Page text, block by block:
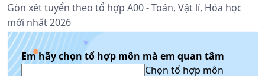
Gòn xét tuyển theo tổ hợp A00 - Toán, Vật lí, Hóa học
mới nhất 2026
Em hãy chọn tổ hợp môn mà em quan tâm
Chọn tổ hợp môn